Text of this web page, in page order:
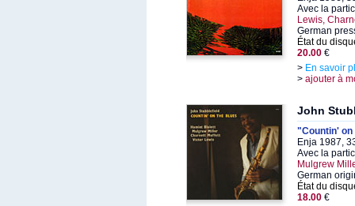
Avec la
Lewis,
German
État du
20.00 €
> En savoir
> ajouter à
John
"Countin'
Enja 1987,
Avec la
Mulgrew
German
État du
18.00 €